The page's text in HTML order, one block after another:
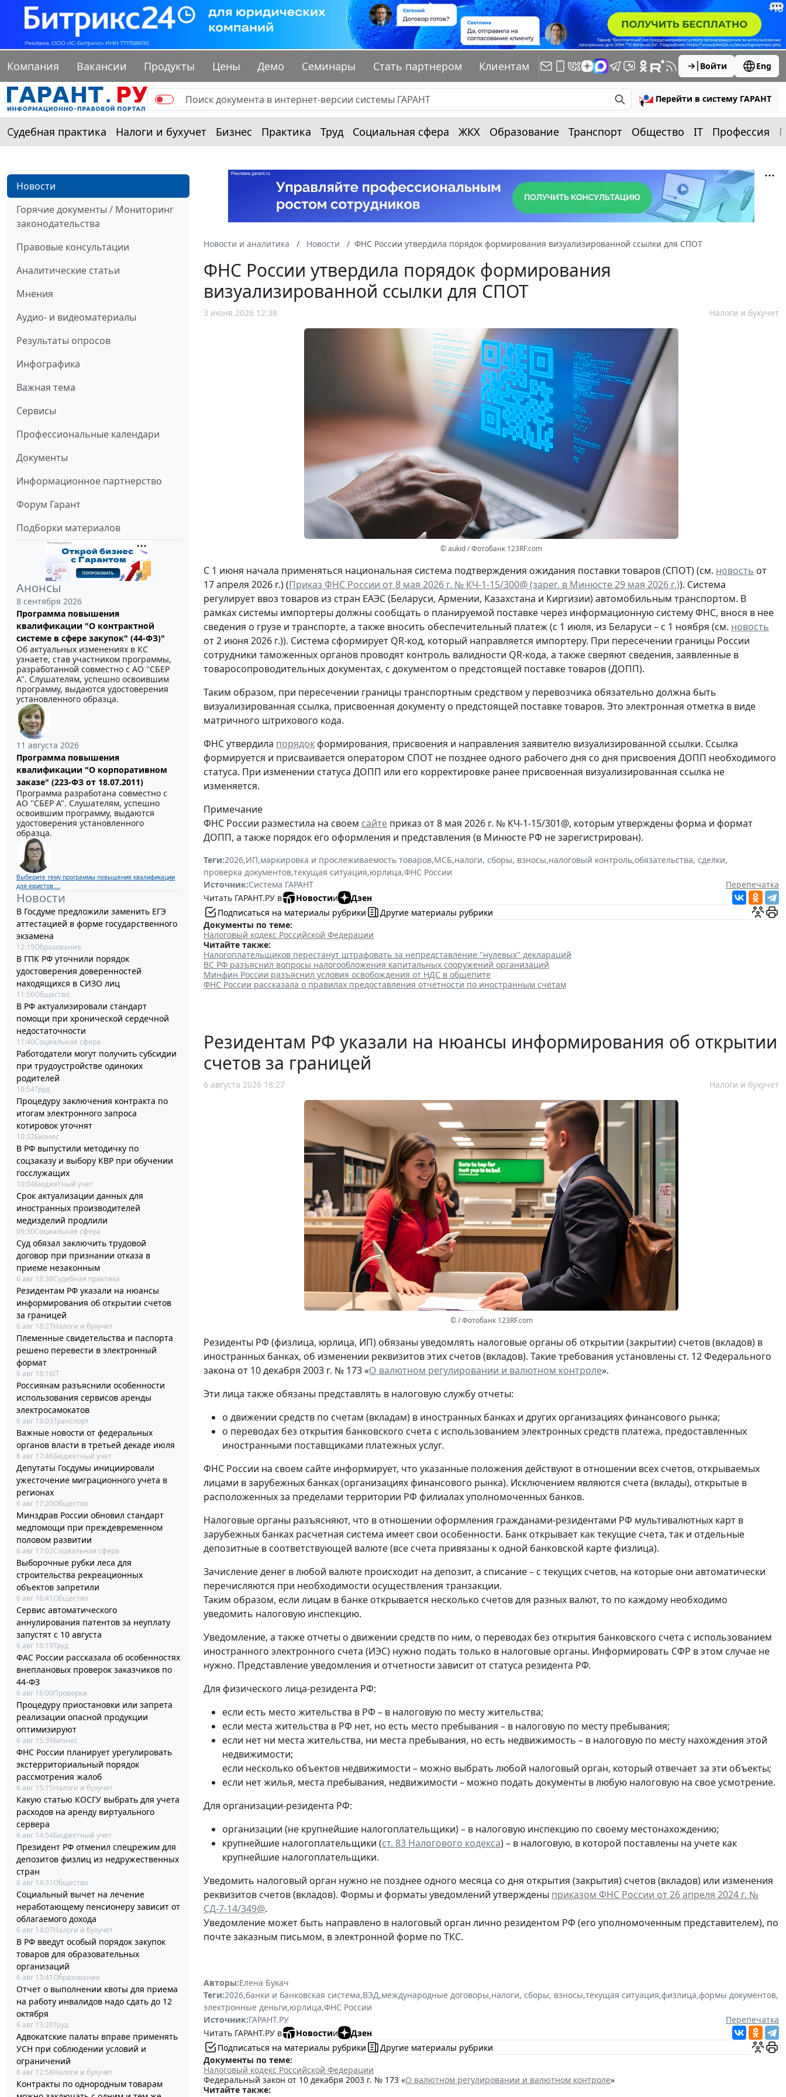
Компания Вакансии Продукты Цены Демо Семинары Стать партнером Клиентам Войти Eng
Перейти в систему ГАРАНТ
Судебная практика Налоги и бухучет Бизнес Практика Труд Социальная сфера ЖКХ Образование Транспорт Общество IT Профессия
Новости
Горячие документы / Мониторинг
законодательства
Правовые консультации
Аналитические статьи
Мнения
Аудио- и видеоматериалы
Результаты опросов
Инфографика
Важная тема
Сервисы
Профессиональные календари
Документы
Информационное партнерство
Форум Гарант
Подборки материалов
Анонсы
8 сентября 2026
Программа повышения
квалификации "О контрактной
системе в сфере закупок" (44-ФЗ)"
Об актуальных изменениях в КС
узнаете, став участником программы,
разработанной совместно с АО ''СБЕР
А". Слушателям, успешно освоившим
программу, выдаются удостоверения
установленного образца.
11 августа 2026
Программа повышения
квалификации "О корпоративном
заказе" (223-ФЗ от 18.07.2011)
Программа разработана совместно с
АО ''СБЕР А". Слушателям, успешно
освоившим программу, выдаются
удостоверения установленного
образца.
Выберите тему программы повышения квалификации
для юристов ...
Новости
В Госдуме предложили заменить ЕГЭ
аттестацией в форме государственного
экзамена
12:15Образование
В ГПК РФ уточнили порядок
удостоверения доверенностей
находящихся в СИЗО лиц
11:56Общество
В РФ актуализировали стандарт
помощи при хронической сердечной
недостаточности
11:40Социальная сфера
Работодатели могут получить субсидии
при трудоустройстве одиноких
родителей
10:54Труд
Процедуру заключения контракта по
итогам электронного запроса
котировок уточнят
10:32Бизнес
В РФ выпустили методичку по
соцзаказу и выбору КВР при обучении
госслужащих
10:04Бюджетный учет
Срок актуализации данных для
иностранных производителей
медизделий продлили
09:30Социальная сфера
Суд обязал заключить трудовой
договор при признании отказа в
приеме незаконным
6 авг 18:38Судебная практика
Резидентам РФ указали на нюансы
информирования об открытии счетов
за границей
6 авг 18:27Налоги и бухучет
Племенные свидетельства и паспорта
решено перевести в электронный
формат
6 авг 18:16IT
Россиянам разъяснили особенности
использования сервисов аренды
электросамокатов
6 авг 18:03Транспорт
Важные новости от федеральных
органов власти в третьей декаде июля
6 авг 17:46Бюджетный учет
Депутаты Госдумы инициировали
ужесточение миграционного учета в
регионах
6 авг 17:20Общество
Минздрав России обновил стандарт
медпомощи при преждевременном
половом развитии
6 авг 17:02Социальная сфера
Выборочные рубки леса для
строительства рекреационных
объектов запретили
6 авг 16:41 Общество
Сервис автоматического
аннулирования патентов за неуплату
запустят с 10 августа
6 авг 16:19Труд
ФАС России рассказала об особенностях
внеплановых проверок заказчиков по
44-ФЗ
6 авг 16:00Проверки
Процедуру приостановки или запрета
реализации опасной продукции
оптимизируют
6 авг 15:39Бизнес
ФНС России планирует урегулировать
экстерриториальный порядок
рассмотрения жалоб
6 авг 15:15Налоги и бухучет
Какую статью КОСГУ выбрать для учета
расходов на аренду виртуального
сервера
6 авг 14:54Бюджетный учет
Президент РФ отменил спецрежим для
депозитов физлиц из недружественных
стран
6 авг 14:31 Общество
Социальный вычет на лечение
неработающему пенсионеру зависит от
облагаемого дохода
6 авг 14:07Налоги и бухучет
В РФ введут особый порядок закупок
товаров для образовательных
организаций
6 авг 13:41 Образование
Отчет о выполнении квоты для приема
на работу инвалидов надо сдать до 12
октября
6 авг 13:20Труд
Адвокатские палаты вправе применять
УСН при соблюдении условий и
ограничений
6 авг 12:58Налоги и бухучет
Контракты по однородным товарам
Новости и аналитика Новости ФНС России утвердила порядок формирования визуализированной ссылки для СПОТ
ФНС России утвердила порядок формирования
визуализированной ссылки для СПОТ
3 июня 2026 12:38 Налоги и бухучет
© aukid / Фотобанк 123RF.com
С 1 июня начала применяться национальная система подтверждения ожидания поставки товаров (СПОТ) (см. новость от
17 апреля 2026 г.) (Приказ ФНС России от 8 мая 2026 г. № КЧ-1-15/300@ (зарег. в Минюсте 29 мая 2026 г.)). Система
регулирует ввоз товаров из стран ЕАЭС (Беларуси, Армении, Казахстана и Киргизии) автомобильным транспортом. В
рамках системы импортеры должны сообщать о планируемой поставке через информационную систему ФНС, внося в нее
сведения о грузе и транспорте, а также вносить обеспечительный платеж (с 1 июля, из Беларуси – с 1 ноября (см. новость
от 2 июня 2026 г.)). Система сформирует QR-код, который направляется импортеру. При пересечении границы России
сотрудники таможенных органов проводят контроль валидности QR-кода, а также сверяют сведения, заявленные в
товаросопроводительных документах, с документом о предстоящей поставке товаров (ДОПП).
Таким образом, при пересечении границы транспортным средством у перевозчика обязательно должна быть
визуализированная ссылка, присвоенная документу о предстоящей поставке товаров. Это электронная отметка в виде
матричного штрихового кода.
ФНС утвердила порядокформирования, присвоения и направления заявителю визуализированной ссылки. Ссылка
формируется и присваивается оператором СПОТ не позднее одного рабочего дня со дня присвоения ДОПП необходимого
статуса. При изменении статуса ДОПП или его корректировке ранее присвоенная визуализированная ссылка не
изменяется.
Примечание
ФНС России разместила на своем сайте приказ от 8 мая 2026 г. № КЧ-1-15/301@, которым утверждены форма и формат
ДОПП, а также порядок его оформления и представления (в Минюсте РФ не зарегистрирован).
Теги:2026,ИП,маркировка и прослеживаемость товаров,МСБ,налоги, сборы, взносы,налоговый контроль,обязательства, сделки,
проверка документов,текущая ситуация,юрлица,ФНС России
Источник:Система ГАРАНТ
Перепечатка
Читать ГАРАНТ.РУ в
Новостии
Дзен
Подписаться на материалы рубрики
Другие материалы рубрики
Документы по теме:
Налоговый кодекс Российской Федерации
Читайте также:
Налогоплательщиков перестанут штрафовать за непредставление "нулевых" деклараций
ВС РФ разъяснил вопросы налогообложения капитальных сооружений организаций
Минфин России разъяснил условия освобождения от НДС в общепите
ФНС России рассказала о правилах предоставления отчетности по иностранным счетам
Резидентам РФ указали на нюансы информирования об открытии
счетов за границей
6 августа 2026 18:27 Налоги и бухучет
© / Фотобанк 123RF.com
Резиденты РФ (физлица, юрлица, ИП) обязаны уведомлять налоговые органы об открытии (закрытии) счетов (вкладов) в
иностранных банках, об изменении реквизитов этих счетов (вкладов). Такие требования установлены ст. 12 Федерального
закона от 10 декабря 2003 г. № 173 «О валютном регулировании и валютном контроле».
Эти лица также обязаны представлять в налоговую службу отчеты:
о движении средств по счетам (вкладам) в иностранных банках и других организациях финансового рынка;
о переводах без открытия банковского счета с использованием электронных средств платежа, предоставленных
иностранными поставщиками платежных услуг.
ФНС России на своем сайте информирует, что указанные положения действуют в отношении всех счетов, открываемых
лицами в зарубежных банках (организациях финансового рынка). Исключением являются счета (вклады), открытые в
расположенных за пределами территории РФ филиалах уполномоченных банков.
Налоговые органы разъясняют, что в отношении оформления гражданами-резидентами РФ мультивалютных карт в
зарубежных банках расчетная система имеет свои особенности. Банк открывает как текущие счета, так и отдельные
депозитные в соответствующей валюте (все счета привязаны к одной банковской карте физлица).
Зачисление денег в любой валюте происходит на депозит, а списание – с текущих счетов, на которые они автоматически
перечисляются при необходимости осуществления транзакции.
Таким образом, если лицам в банке открывается несколько счетов для разных валют, то по каждому необходимо
уведомить налоговую инспекцию.
Уведомление, а также отчеты о движении средств по ним, о переводах без открытия банковского счета с использованием
иностранного электронного счета (ИЭС) нужно подать только в налоговые органы. Информировать СФР в этом случае не
нужно. Представление уведомления и отчетности зависит от статуса резидента РФ.
Для физического лица-резидента РФ:
если есть место жительства в РФ – в налоговую по месту жительства;
если места жительства в РФ нет, но есть место пребывания – в налоговую по месту пребывания;
если нет ни места жительства, ни места пребывания, но есть недвижимость – в налоговую по месту нахождения этой
недвижимости;
если несколько объектов недвижимости – можно выбрать любой налоговый орган, который отвечает за эти объекты;
если нет жилья, места пребывания, недвижимости – можно подать документы в любую налоговую на свое усмотрение.
Для организации-резидента РФ:
организации (не крупнейшие налогоплательщики) – в налоговую инспекцию по своему местонахождению;
крупнейшие налогоплательщики (ст. 83 Налогового кодекса) – в налоговую, в которой поставлены на учете как
крупнейшие налогоплательщики.
Уведомить налоговый орган нужно не позднее одного месяца со дня открытия (закрытия) счетов (вкладов) или изменения
реквизитов счетов (вкладов). Формы и форматы уведомлений утверждены приказом ФНС России от 26 апреля 2024 г. №
СД-7-14/349@.
Уведомление может быть направлено в налоговый орган лично резидентом РФ (его уполномоченным представителем), по
почте заказным письмом, в электронной форме по ТКС.
Авторы:Елена Букач
Теги:2026,банки и банковская система,ВЭД,международные договоры,налоги, сборы, взносы,текущая ситуация,физлица,формы документов,
электронные деньги,юрлица,ФНС России
Источник:ГАРАНТ.РУ
Перепечатка
Читать ГАРАНТ.РУ в
Новостии
Дзен
Подписаться на материалы рубрики
Другие материалы рубрики
Документы по теме:
Налоговый кодекс Российской Федерации
Федеральный закон от 10 декабря 2003 г. № 173 «О валютном регулировании и валютном контроле»
Читайте также: